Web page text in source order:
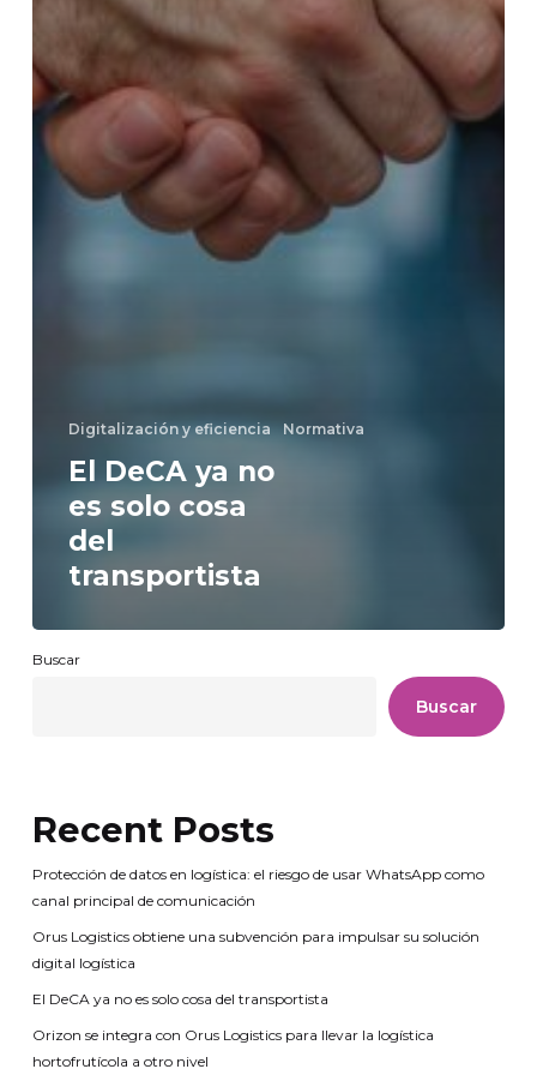
Digitalización y eficiencia Normativa
El DeCA ya no
es solo cosa
del
transportista
Buscar
Buscar
Recent Posts
Protección de datos en logística: el riesgo de usar WhatsApp como
canal principal de comunicación
Orus Logistics obtiene una subvención para impulsar su solución
digital logística
El DeCA ya no es solo cosa del transportista
Orizon se integra con Orus Logistics para llevar la logística
hortofrutícola a otro nivel